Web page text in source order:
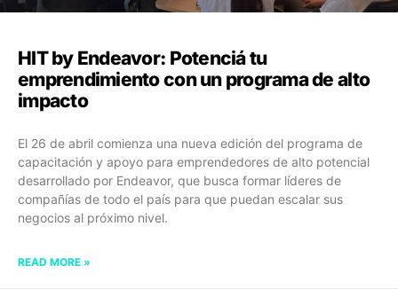
HIT by Endeavor: Potenciá tu
emprendimiento con un programa de alto
impacto
El 26 de abril comienza una nueva edición del programa de
capacitación y apoyo para emprendedores de alto potencial
desarrollado por Endeavor, que busca formar líderes de
compañías de todo el país para que puedan escalar sus
negocios al próximo nivel.
READ MORE »